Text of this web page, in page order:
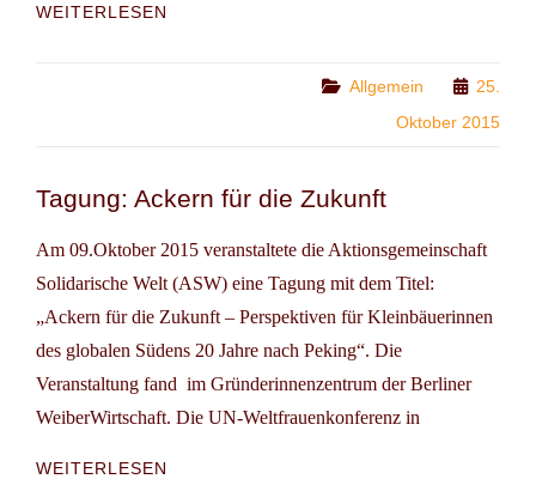
WEITERLESEN
Categories
Allgemein
25.
Oktober 2015
Tagung: Ackern für die Zukunft
Am 09.Oktober 2015 veranstaltete die Aktionsgemeinschaft
Solidarische Welt (ASW) eine Tagung mit dem Titel:
„Ackern für die Zukunft – Perspektiven für Kleinbäuerinnen
des globalen Südens 20 Jahre nach Peking“. Die
Veranstaltung fand im Gründerinnenzentrum der Berliner
WeiberWirtschaft. Die UN-Weltfrauenkonferenz in
WEITERLESEN